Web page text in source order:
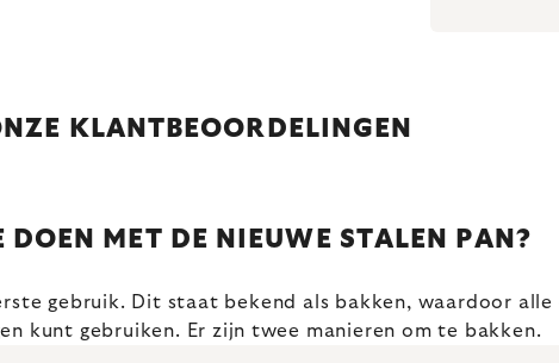
KLANTBEOORDELINGEN
DOEN MET DE NIEUWE STALEN PAN?
gebruik. Dit staat bekend als bakken, waardoor
kunt gebruiken. Er zijn twee manieren om te bakken.